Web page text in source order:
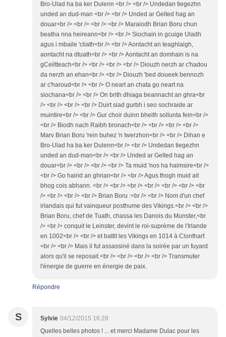
Bro-Ulad ha ba ker Dulenn <br /> <br /> Undedan tiegezhn
unded an dud-man <br /> <br /> Unded ar Gelted hag an
douar<br /> <br /> <br /> <br /> Maraiodh Brian Boru chun
beatha nna heireann<br /> <br /> Siochain in gcuige Uladh
agus i mbaile 'cliath<br /> <br /> Aontacht an teaghlaigh,
aontacht na dtuath<br /> <br /> Aontacht an domhain is na
gCeiltteach<br /> <br /> <br /> <br /> Diouzh nerzh ar c'hadou
da nerzh an ehan<br /> <br /> Diouzh 'bed doueek bennozh
ar c'haroud<br /> <br /> O neart an chata go neart na
siochana<br /> <br /> On brith dhiaga beannacht an ghra<br
/> <br /> <br /> <br /> Duirt siad gurbh i seo sochraide ar
muintire<br /> <br /> Gur choir duinn bheith sollunta fein<br />
<br /> Biodh nach Raibh bronach<br /> <br /> <br /> <br />
Marv Brian Boru 'rein buhez 'n Iwerzhon<br /> <br /> Dihan e
Bro-Ulad ha ba ker Dulenn<br /> <br /> Undedan tiegezhn
unded an dud-man<br /> <br /> Unded ar Gelted hag an
douar<br /> <br /> <br /> <br /> Ta muid 'nos ha haimsire<br />
<br /> Go hairid an ghrian<br /> <br /> Agus thogh muid ait
bhog cois abhann. <br /> <br /> <br /> <br /> <br /> <br /> <br
/> <br /> <br /> <br /> Brian Boru :<br /> <br /> Nom d'un chef
irlandais qui fut vainqueur posthume des Vikings.<br /> <br />
Brian Boru, chef de Tuath, chassa les Danois du Munster,<br
/> <br /> conquit le Leinster, devint le roi-suprème de l'Irlande
en 1002<br /> <br /> et battit les Vikings en 1014 à Clontharf.
<br /> <br /> Mais il fut assassiné dans la soirée par un fuyard
alors qu'il se reposait.<br /> <br /> <br /> <br /> Transmuter
l'énergie de guerre en énergie de paix.
Répondre
S Sylvie 04/12/2015 16:28
Quelles belles photos ! ... et merci Madame Dulac pour les